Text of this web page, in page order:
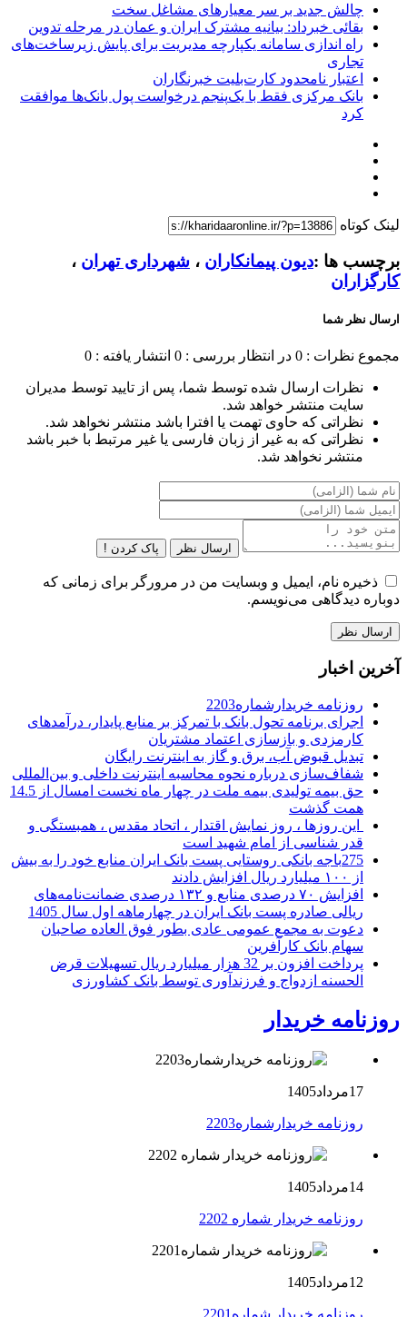
چالش جدید بر سر معیارهای مشاغل سخت
بقائی خبرداد: بیانیه مشترک ایران و عمان در مرحله تدوین
راه اندازی سامانه یکپارچه مدیریت برای پایش زیرساخت‌های
تجاری
اعتبار نامحدود کارت‌بلیت خبرنگاران
بانک مرکزی فقط با یک‌‎پنجم درخواست پول بانک‌ها موافقت
کرد
لینک کوتاه
برچسب ها :دیون پیمانکاران ، شهرداری تهران ،
کارگزاران
ارسال نظر شما
مجموع نظرات : 0 در انتظار بررسی : 0 انتشار یافته : 0
نظرات ارسال شده توسط شما، پس از تایید توسط مدیران
سایت منتشر خواهد شد.
نظراتی که حاوی تهمت یا افترا باشد منتشر نخواهد شد.
نظراتی که به غیر از زبان فارسی یا غیر مرتبط با خبر باشد
منتشر نخواهد شد.
ارسال نظر پاک کردن !
ذخیره نام، ایمیل و وبسایت من در مرورگر برای زمانی که
دوباره دیدگاهی می‌نویسم.
آخرین اخبار
روزنامه خریدارشماره2203
اجرای برنامه تحول بانک با تمرکز بر منابع پایدار، درآمدهای
کارمزدی و بازسازی اعتماد مشتریان
تبدیل قبوض آب، برق و گاز به اینترنت رایگان
شفاف‌سازی درباره نحوه محاسبه اینترنت داخلی و بین‌المللی
حق بیمه تولیدی بیمه ملت در چهار ماه نخست امسال از 14.5
همت گذشت
این روزها ، روز نمایش اقتدار ، اتحاد مقدس ، همبستگی و
قدر شناسی از امام شهید است
275باجه بانکی روستایی پست بانک ایران منابع خود را به بیش
از ۱۰۰ میلیارد ریال افزایش دادند
افزایش ۷۰ درصدی منابع و ۱۳۲ درصدی ضمانت‌نامه‌های
ریالی صادره پست بانک ایران در چهارماهه اول سال 1405
دعوت به مجمع عمومی عادی بطور فوق العاده صاحبان
سهام بانک کارآفرین
پرداخت افزون بر 32 هزار میلیارد ریال تسهیلات قرض
الحسنه ازدواج و فرزندآوری توسط بانک کشاورزی
روزنامه خریدار
17مرداد1405
روزنامه خریدارشماره2203
14مرداد1405
روزنامه خریدار شماره 2202
12مرداد1405
روزنامه خریدار شماره2201